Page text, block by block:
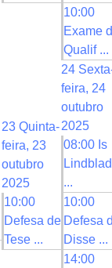
10:00
Exame
Qualif ...
23 Quinta-
feira, 23
outubro
2025
10:00
Defesa de
Tese ...
24
feira, 24
outubro
2025
08:00 Is
...
10:00
Defesa
Disse ...
14:00